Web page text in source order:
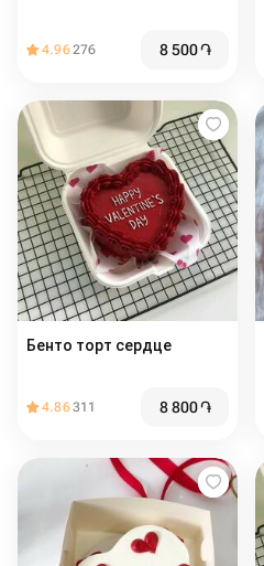
4.96276 8 500֏
Бенто торт сердце
4.86311 8 800֏